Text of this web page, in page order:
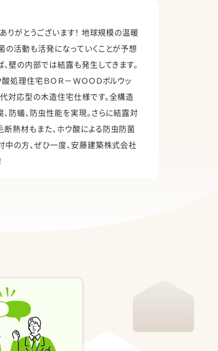
りがとうございます！ 地球規模の温暖
の活動も活発になっていくことが予想
壁の内部では結露も発生してきます。
処理住宅ＢＯＲ－ＷＯＯＤボルウッ
対応型の木造住宅仕様です。全構造
防蟻、防虫性能を実現。さらに結露対
熱材もまた、ホウ酸による防虫防菌
の方、ぜひ一度、安藤建築株式会社